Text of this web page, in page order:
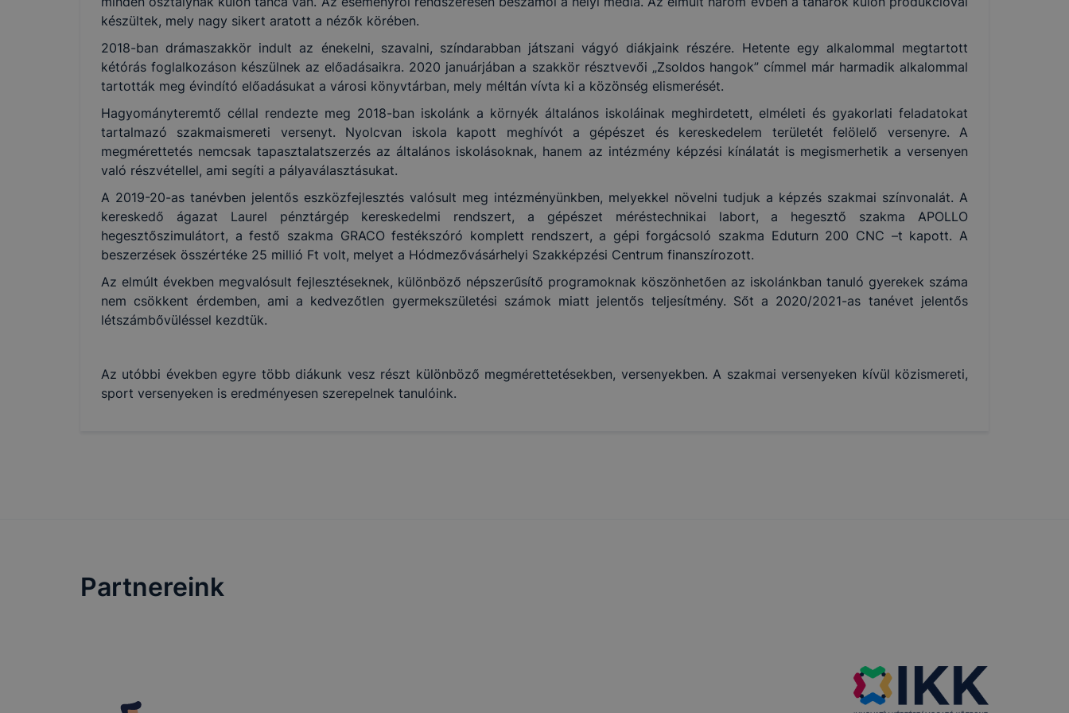
készültek, mely nagy sikert aratott a nézők körében.
2018-ban drámaszakkör indult az énekelni, szavalni, színdarabban játszani vágyó diákjaink részére. Hetente egy alkalommal megtartott
kétórás foglalkozáson készülnek az előadásaikra. 2020 januárjában a szakkör résztvevői „Zsoldos hangok” címmel már harmadik alkalommal
tartották meg évindító előadásukat a városi könyvtárban, mely méltán vívta ki a közönség elismerését.
Hagyományteremtő céllal rendezte meg 2018-ban iskolánk a környék általános iskoláinak meghirdetett, elméleti és gyakorlati feladatokat
tartalmazó szakmaismereti versenyt. Nyolcvan iskola kapott meghívót a gépészet és kereskedelem területét felölelő versenyre. A
megmérettetés nemcsak tapasztalatszerzés az általános iskolásoknak, hanem az intézmény képzési kínálatát is megismerhetik a versenyen
való részvétellel, ami segíti a pályaválasztásukat.
A 2019-20-as tanévben jelentős eszközfejlesztés valósult meg intézményünkben, melyekkel növelni tudjuk a képzés szakmai színvonalát. A
kereskedő ágazat Laurel pénztárgép kereskedelmi rendszert, a gépészet méréstechnikai labort, a hegesztő szakma APOLLO
hegesztőszimulátort, a festő szakma GRACO festékszóró komplett rendszert, a gépi forgácsoló szakma Eduturn 200 CNC –t kapott. A
beszerzések összértéke 25 millió Ft volt, melyet a Hódmezővásárhelyi Szakképzési Centrum finanszírozott.
Az elmúlt években megvalósult fejlesztéseknek, különböző népszerűsítő programoknak köszönhetően az iskolánkban tanuló gyerekek száma
nem csökkent érdemben, ami a kedvezőtlen gyermekszületési számok miatt jelentős teljesítmény. Sőt a 2020/2021-as tanévet jelentős
létszámbővüléssel kezdtük.
Az utóbbi években egyre több diákunk vesz részt különböző megmérettetésekben, versenyekben. A szakmai versenyeken kívül közismereti,
sport versenyeken is eredményesen szerepelnek tanulóink.
Partnereink